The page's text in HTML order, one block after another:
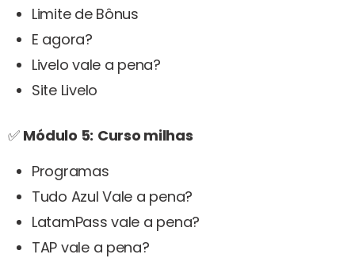
Limite de Bônus
E agora?
Livelo vale a pena?
Site Livelo
✅ Módulo 5: Curso milhas
Programas
Tudo Azul Vale a pena?
LatamPass vale a pena?
TAP vale a pena?